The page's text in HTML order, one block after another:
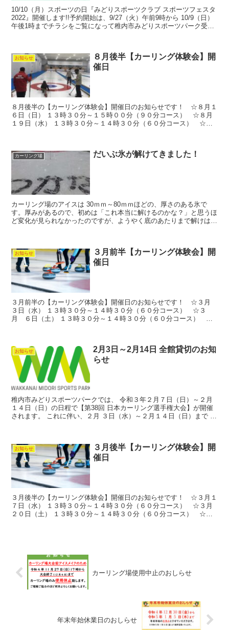
10/10（月）スポーツの日『みどりスポーツクラブ スポーツフェスタ
2022』開催します!!予約開始は、9/27（火）午前9時から 10/9（日）
午後1時までチラシをご覧になって稚内市みどりスポーツパーク受付
お知らせ
８月後半【カーリング体験会】開
催日
８月後半の【カーリング体験会】開催日のお知らせです！ ☆８月１
６日（日） １３時３０分～１５時００分（９０分コース） ☆８月
１９日（水） １３時３０分～１４時３０分（６０分コース） ☆８
カーリング場 だいぶ氷が解けてきました！
カーリング場のアイスは 30ｍｍ～80ｍｍほどの、厚さのある氷で
す。厚みがあるので、初めは「これ本当に解けるのかな？」と思うほ
ど変化が見られなかったのですが、ようやく底のあたりまで解けはじ
お知らせ
３月前半【カーリング体験会】開
催日
３月前半の【カーリング体験会】開催日のお知らせです！ ☆３月
３日（水） １３時３０分～１４時３０分（６０分コース） ☆３
月 ６日（土） １３時３０分～１４時３０分（６０分コース） ☆
お知らせ
2月3日～2月14日 全館貸切のお知
らせ
稚内市みどりスポーツパークでは、 令和３年２月７日（日）～２月
１４日（日）の日程で【第38回 日本カーリング選手権大会】が開催
されます。 これに伴い、２月 ３日（水）～２月１４日（日）まで 全
お知らせ
３月後半【カーリング体験会】開
催日
３月後半の【カーリング体験会】開催日のお知らせです！ ☆３月１
７日（水） １３時３０分～１４時３０分（６０分コース） ☆３月
２０日（土） １３時３０分～１４時３０分（６０分コース） ☆３
カーリング場使用中止のおしらせ
年末年始休業日のおしらせ